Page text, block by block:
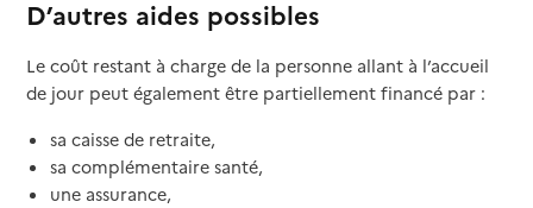
D’autres aides possibles
Le coût restant à charge de la personne allant à l’accueil
de jour peut également être partiellement financé par :
sa caisse de retraite,
sa complémentaire santé,
une assurance,